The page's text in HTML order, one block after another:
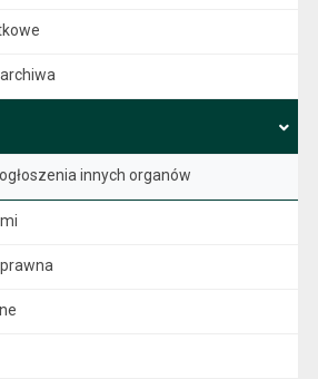
innych organów